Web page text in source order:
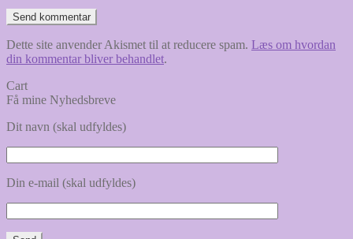
Dette site anvender Akismet til at reducere spam. Læs om hvordan
din kommentar bliver behandlet.
Cart
Få mine Nyhedsbreve
Dit navn (skal udfyldes)
Din e-mail (skal udfyldes)